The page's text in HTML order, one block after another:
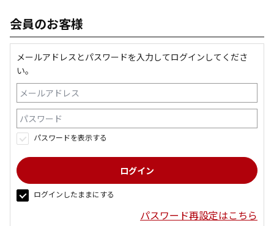
会員のお客様
メールアドレスとパスワードを入力してログインしてくださ
い。
パスワードを表示する
ログインしたままにする
パスワード再設定はこちら